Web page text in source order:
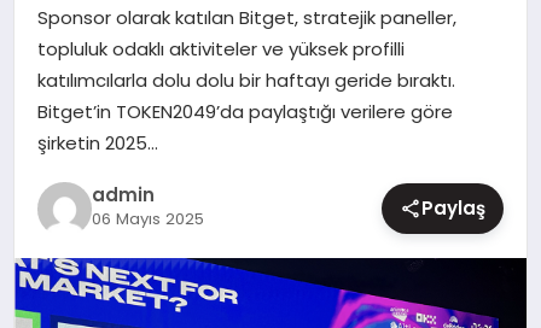
Sponsor olarak katılan Bitget, stratejik paneller,
topluluk odaklı aktiviteler ve yüksek profilli
katılımcılarla dolu dolu bir haftayı geride bıraktı.
Bitget’in TOKEN2049’da paylaştığı verilere göre
şirketin 2025…
admin
06 Mayıs 2025 Paylaş